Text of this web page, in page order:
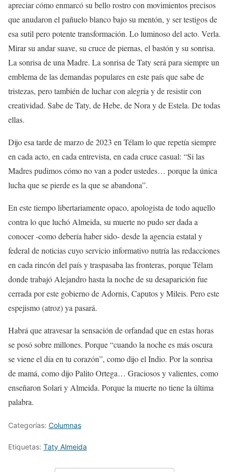
apreciar cómo enmarcó su bello rostro con movimientos precisos
que anudaron el pañuelo blanco bajo su mentón, y ser testigos de
esa sutil pero potente transformación. Lo luminoso del acto. Verla.
Mirar su andar suave, su cruce de piernas, el bastón y su sonrisa.
La sonrisa de una Madre. La sonrisa de Taty será para siempre un
emblema de las demandas populares en este país que sabe de
tristezas, pero también de luchar con alegría y de resistir con
creatividad. Sabe de Taty, de Hebe, de Nora y de Estela. De todas
ellas.
Dijo esa tarde de marzo de 2023 en Télam lo que repetía siempre
en cada acto, en cada entrevista, en cada cruce casual: “Si las
Madres pudimos cómo no van a poder ustedes… porque la única
lucha que se pierde es la que se abandona”.
En este tiempo libertariamente opaco, apologista de todo aquello
contra lo que luchó Almeida, su muerte no pudo ser dada a
conocer -como debería haber sido- desde la agencia estatal y
federal de noticias cuyo servicio informativo nutría las redacciones
en cada rincón del país y traspasaba las fronteras, porque Télam
donde trabajó Alejandro hasta la noche de su desaparición fue
cerrada por este gobierno de Adornis, Caputos y Mileis. Pero este
espejismo (atroz) ya pasará.
Habrá que atravesar la sensación de orfandad que en estas horas
se posó sobre millones. Porque “cuando la noche es más oscura
se viene el día en tu corazón”, como dijo el Indio. Por la sonrisa
de mamá, como dijo Palito Ortega… Graciosos y valientes, como
enseñaron Solari y Almeida. Porque la muerte no tiene la última
palabra.
Categorías: Columnas
Etiquetas: Taty Almeida